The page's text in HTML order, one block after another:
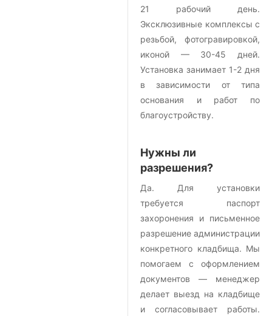
21 рабочий день.
Эксклюзивные комплексы с
резьбой, фотогравировкой,
иконой — 30-45 дней.
Установка занимает 1-2 дня
в зависимости от типа
основания и работ по
благоустройству.
Нужны ли
разрешения?
Да. Для установки
требуется паспорт
захоронения и письменное
разрешение администрации
конкретного кладбища. Мы
помогаем с оформлением
документов — менеджер
делает выезд на кладбище
и согласовывает работы.